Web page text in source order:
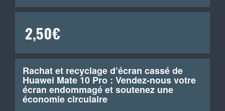
2,50€
Rachat et recyclage d’écran cassé de
Huawei Mate 10 Pro : Vendez-nous votre
écran endommagé et soutenez une
économie circulaire